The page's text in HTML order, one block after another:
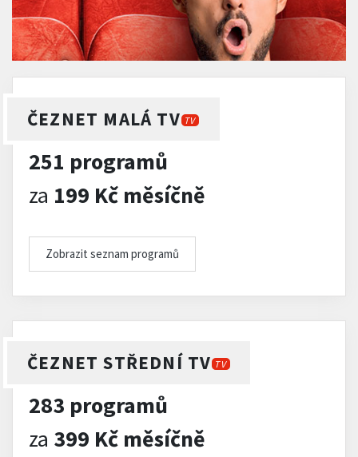
ČEZNET MALÁ TV TV
251 programů
za 199 Kč měsíčně
Zobrazit seznam programů
ČEZNET STŘEDNÍ TV TV
283 programů
za 399 Kč měsíčně